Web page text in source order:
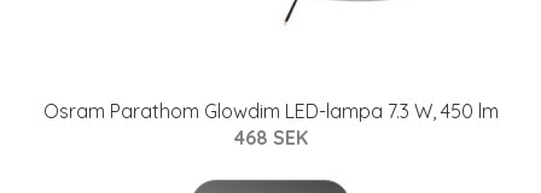
Osram Parathom Glowdim LED-lampa 7.3 W, 450 lm
468 SEK